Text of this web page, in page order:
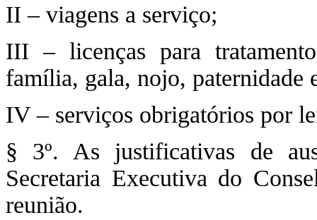
II – viagens a serviço;
III – licenças para
família, gala, nojo, paternidade
IV – serviços obrigatórios por
§ 3º. As justificativas de
Secretaria Executiva do
reunião.